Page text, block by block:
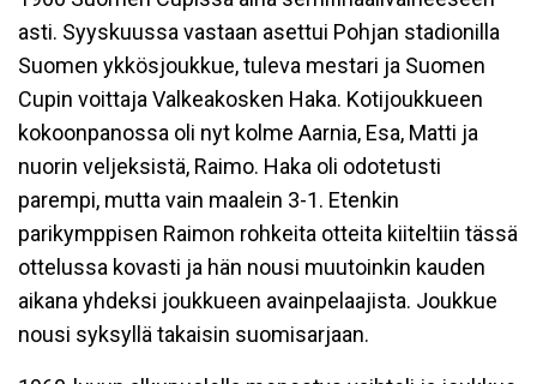
asti. Syyskuussa vastaan asettui Pohjan stadionilla
Suomen ykkösjoukkue, tuleva mestari ja Suomen
Cupin voittaja Valkeakosken Haka. Kotijoukkueen
kokoonpanossa oli nyt kolme Aarnia, Esa, Matti ja
nuorin veljeksistä, Raimo. Haka oli odotetusti
parempi, mutta vain maalein 3-1. Etenkin
parikymppisen Raimon rohkeita otteita kiiteltiin tässä
ottelussa kovasti ja hän nousi muutoinkin kauden
aikana yhdeksi joukkueen avainpelaajista. Joukkue
nousi syksyllä takaisin suomisarjaan.